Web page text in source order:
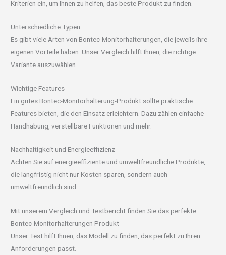
Kriterien ein, um Ihnen zu helfen, das beste Produkt zu finden.
Unterschiedliche Typen
Es gibt viele Arten von Bontec-Monitorhalterungen, die jeweils ihre
eigenen Vorteile haben. Unser Vergleich hilft Ihnen, die richtige
Variante auszuwählen.
Wichtige Features
Ein gutes Bontec-Monitorhalterung-Produkt sollte praktische
Features bieten, die den Einsatz erleichtern. Dazu zählen einfache
Handhabung, verstellbare Funktionen und mehr.
Nachhaltigkeit und Energieeffizienz
Achten Sie auf energieeffiziente und umweltfreundliche Produkte,
die langfristig nicht nur Kosten sparen, sondern auch
umweltfreundlich sind.
Mit unserem Vergleich und Testbericht finden Sie das perfekte
Bontec-Monitorhalterungen Produkt
Unser Test hilft Ihnen, das Modell zu finden, das perfekt zu Ihren
Anforderungen passt.